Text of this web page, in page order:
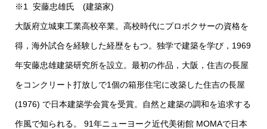
※1 安藤忠雄氏 (建築家)
大阪府立城東工業高校卒業。高校時代にプロボクサーの資格を
得，海外試合を経験した経歴をもつ。独学で建築を学び，1969
年安藤忠雄建築研究所を設立。最初の作品，大阪，住吉の長屋
をコンクリート打放しで1個の箱形住宅に改築した住吉の長屋
(1976) で日本建築学会賞を受賞。自然と建築の調和を追求する
作風で知られる。 91年ニューヨーク近代美術館 MOMAで日本